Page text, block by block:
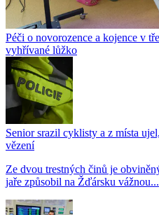
Péči o novorozence a kojence v
vyhřívané lůžko
Senior srazil cyklisty a z místa
vězení
Ze dvou trestných činů je
jaře způsobil na Žďársku vážnou...